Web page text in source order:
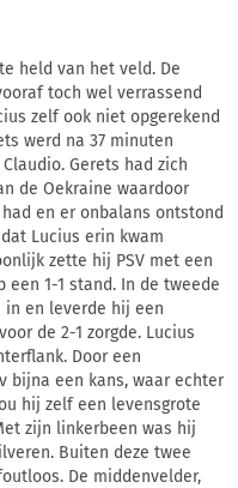
held van het veld. De
toch wel verrassend
zelf ook niet opgerekend
werd na 37 minuten
Gerets had zich
de Oekraine waardoor
en er onbalans ontstond
Lucius erin kwam
zette hij PSV met een
1-1 stand. In de tweede
en leverde hij een
de 2-1 zorgde. Lucius
Door een
bijna een kans, waar echter
hij zelf een levensgrote
zijn linkerbeen was hij
Buiten deze twee
De middenvelder,